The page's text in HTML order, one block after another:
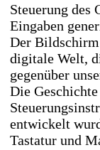
Steuerung des
Eingaben
Der
digitale Welt,
gegenüber
Die
entwickelt
Tastatur und